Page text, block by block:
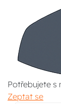
Potřebujete s
Zeptat se